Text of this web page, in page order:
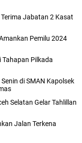
Jabatan 2 Kasat
Pemilu 2024
Tahapan Pilkada
di SMAN Kapolsek
Selatan Gelar Tahlillan
Jalan Terkena